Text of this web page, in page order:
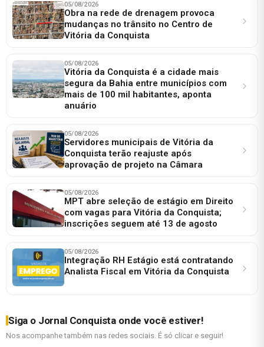
05/08/2026
Obra na rede de drenagem provoca
mudanças no trânsito no Centro de
Vitória da Conquista
05/08/2026
Vitória da Conquista é a cidade mais
segura da Bahia entre municípios com
mais de 100 mil habitantes, aponta
anuário
05/08/2026
Servidores municipais de Vitória da
Conquista terão reajuste após
aprovação de projeto na Câmara
05/08/2026
MPT abre seleção de estágio em Direito
com vagas para Vitória da Conquista;
inscrições seguem até 13 de agosto
05/08/2026
Integração RH Estágio está contratando
Analista Fiscal em Vitória da Conquista
Siga o Jornal Conquista onde você estiver!
Nos acompanhe também nas redes sociais. É só clicar e seguir!